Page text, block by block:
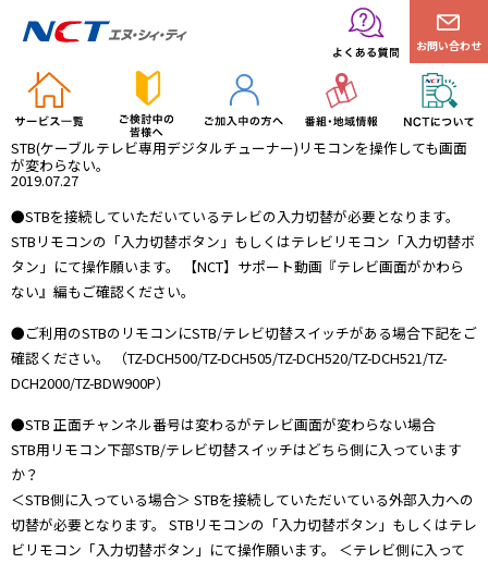
お問い合わせ
STB(ケーブルテレビ専用デジタルチューナー)リモコンを操作しても画面
が変わらない。
2019.07.27
●STBを接続していただいているテレビの入力切替が必要となります。
STBリモコンの「入力切替ボタン」もしくはテレビリモコン「入力切替ボ
タン」にて操作願います。
【NCT】サポート動画『テレビ画面がかわら
ない』編もご確認ください。
●ご利用のSTBのリモコンにSTB/テレビ切替スイッチがある場合下記をご
確認ください。 （TZ-DCH500/TZ-DCH505/TZ-DCH520/TZ-DCH521/TZ-
DCH2000/TZ-BDW900P）
●STB 正面チャンネル番号は変わるがテレビ画面が変わらない場合
STB用リモコン下部STB/テレビ切替スイッチはどちら側に入っています
か？
＜STB側に入っている場合＞ STBを接続していただいている外部入力への
切替が必要となります。 STBリモコンの「入力切替ボタン」もしくはテレ
ビリモコン「入力切替ボタン」にて操作願います。 ＜テレビ側に入って